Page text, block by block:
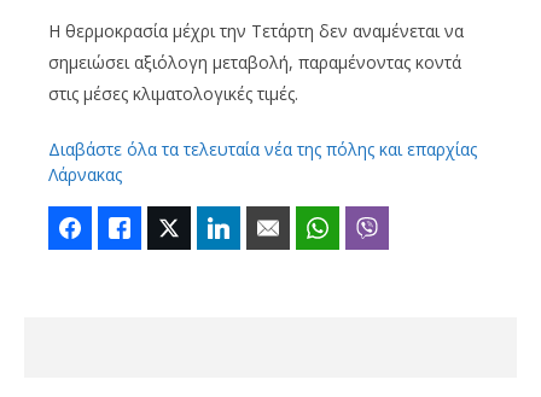
Η θερμοκρασία μέχρι την Τετάρτη δεν αναμένεται να
σημειώσει αξιόλογη μεταβολή, παραμένοντας κοντά
στις μέσες κλιματολογικές τιμές.
Διαβάστε όλα τα τελευταία νέα της πόλης και επαρχίας
Λάρνακας
FacebookLike Twitter LinkedIn Email WhatsApp